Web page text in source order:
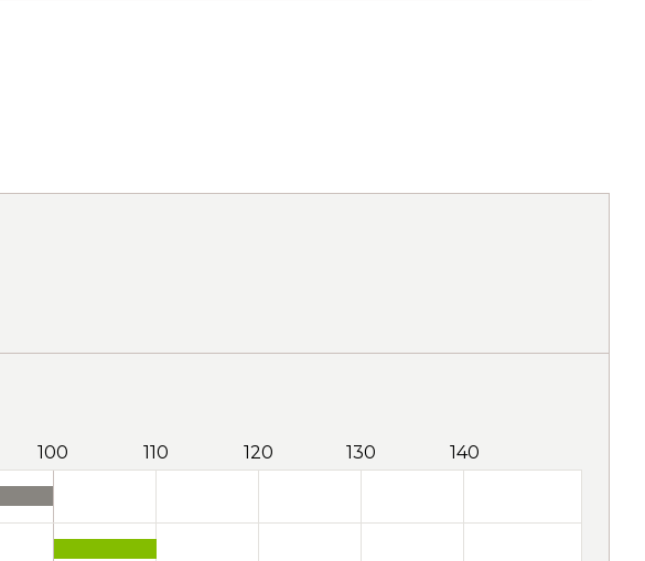
100 110 120 130 140